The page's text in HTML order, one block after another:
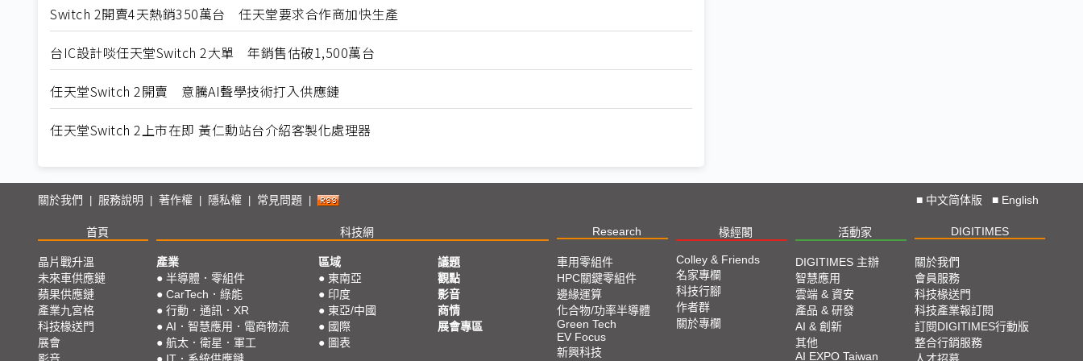
Switch 2開賣4天熱銷350萬台 任天堂要求合作商加快生產
台IC設計啖任天堂Switch 2大單 年銷售估破1,500萬台
任天堂Switch 2開賣 意騰AI聲學技術打入供應鏈
任天堂Switch 2上市在即 黃仁勳站台介紹客製化處理器
關於我們 服務說明 著作權 隱私權 常見問題 ■ 中文简体版 ■ English
首頁 科技網 Research 椽經閣 活動家 DIGITIMES
晶片戰升溫
未來車供應鏈
蘋果供應鏈
產業九宮格
科技椽送門
展會
產業
● 半導體．零組件
● CarTech．綠能
● 行動．通訊．XR
● AI．智慧應用．電商物流
● 航太．衛星．軍工
區域
● 東南亞
● 印度
● 東亞/中國
● 國際
● 圖表
議題
觀點
影音
商情
展會專區
車用零組件
HPC關鍵零組件
邊緣運算
化合物/功率半導體
Green Tech
EV Focus
新興科技
Colley & Friends
名家專欄
科技行腳
作者群
關於專欄
DIGITIMES 主辦
智慧應用
雲端 & 資安
產品 & 研發
AI & 創新
其他
AI EXPO Taiwan
關於我們
會員服務
科技椽送門
科技產業報訂閱
訂閱DIGITIMES行動版
整合行銷服務